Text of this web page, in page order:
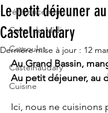
référencement
Canal du Midi
Cassoulet
Castelnaudary
Cuisine
Le petit déjeuner
Castelnaudary
Dernière mise à jour : 12
Au Grand Bassin,
Au petit déjeuner, au
Ici, nous ne cuisinons